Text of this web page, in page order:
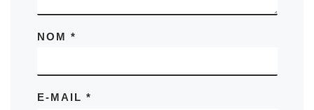
NOM *
E-MAIL *